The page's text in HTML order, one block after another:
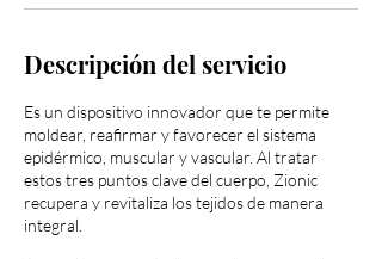
Descripción del servicio
Es un dispositivo innovador que te permite
moldear, reafirmar y favorecer el sistema
epidérmico, muscular y vascular. Al tratar
estos tres puntos clave del cuerpo, Zionic
recupera y revitaliza los tejidos de manera
integral.